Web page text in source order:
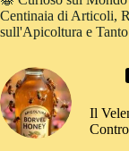
Centinaia di Articoli,
sull'Apicoltura e
Il